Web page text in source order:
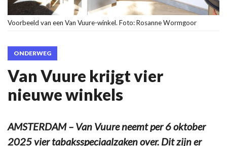
Voorbeeld van een Van Vuure-winkel. Foto: Rosanne Wormgoor
ONDERWEG
Van Vuure krijgt vier
nieuwe winkels
AMSTERDAM – Van Vuure neemt per 6 oktober
2025 vier tabaksspeciaalzaken over. Dit zijn er